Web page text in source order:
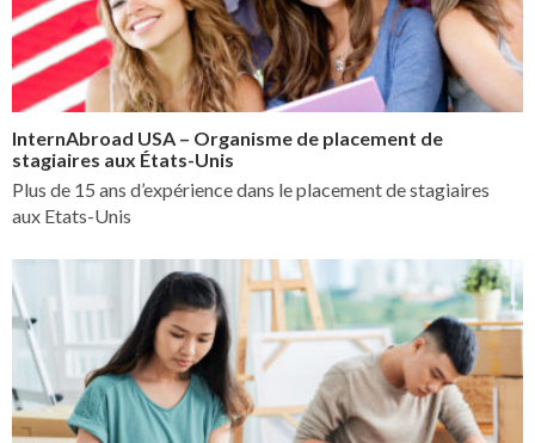
InternAbroad USA – Organisme de placement de
stagiaires aux États-Unis
Plus de 15 ans d’expérience dans le placement de stagiaires
aux Etats-Unis